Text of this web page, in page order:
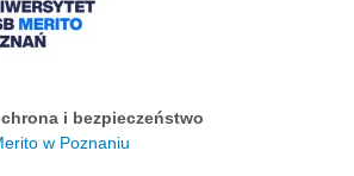
i bezpieczeństwo
w Poznaniu